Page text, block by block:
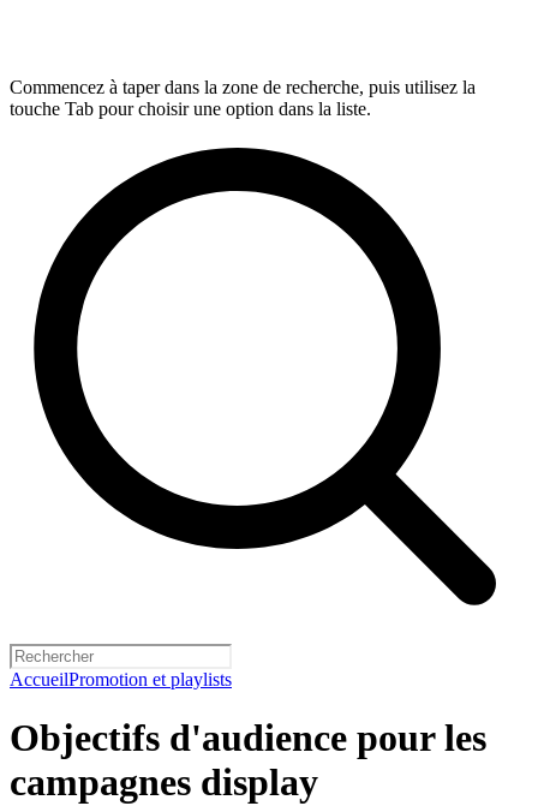
Commencez à taper dans la zone de recherche, puis utilisez la
touche Tab pour choisir une option dans la liste.
AccueilPromotion et playlists
Objectifs d'audience pour les
campagnes display